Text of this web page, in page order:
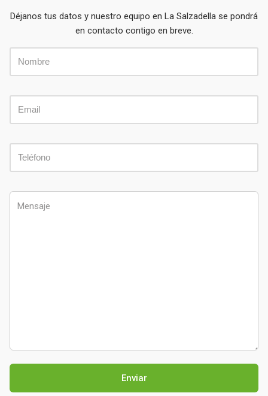
Déjanos tus datos y nuestro equipo en La Salzadella se pondrá
en contacto contigo en breve.